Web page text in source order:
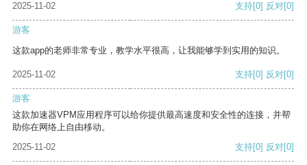
2025-11-02 支持[0] 反对[0]
游客
这款app的老师非常专业，教学水平很高，让我能够学到实用的知识。
2025-11-02 支持[0] 反对[0]
游客
这款加速器VPM应用程序可以给你提供最高速度和安全性的连接，并帮
助你在网络上自由移动。
2025-11-02
支持[0] 反对[0]